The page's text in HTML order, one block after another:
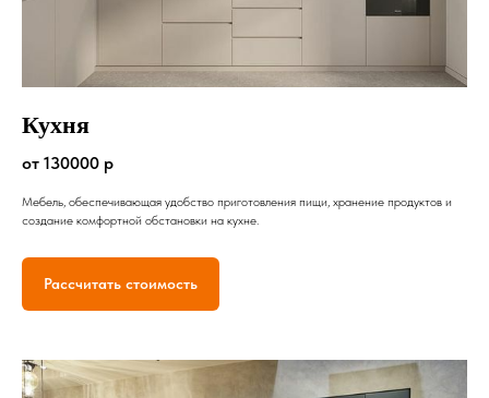
Кухня
от 130000 р
Мебель, обеспечивающая удобство приготовления пищи, хранение продуктов и
создание комфортной обстановки на кухне.
Рассчитать стоимость